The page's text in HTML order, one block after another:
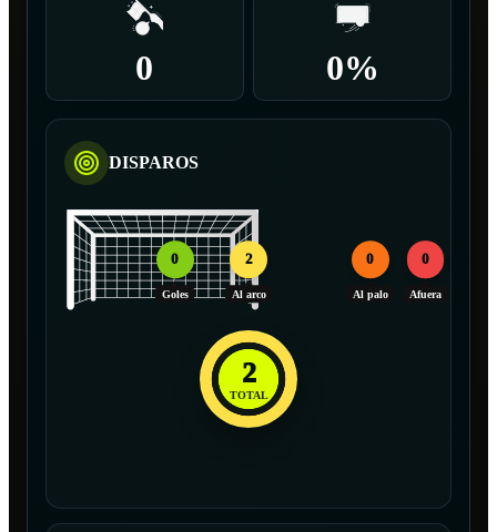
0 0%
DISPAROS
0
Goles
2
Al arco
0
Al palo
0
Afuera
2
TOTAL